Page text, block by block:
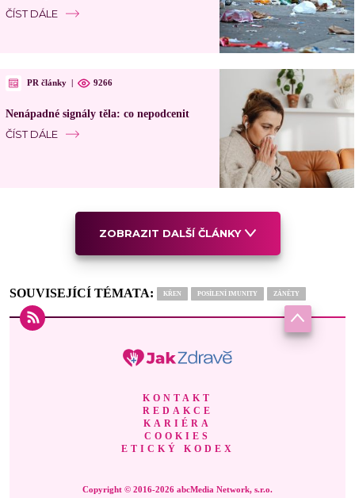
ČÍST DÁLE
PR články | 9266
Nenápadné signály těla: co nepodcenit
ČÍST DÁLE
ZOBRAZIT DALŠÍ ČLÁNKY
SOUVISEJÍCÍ TÉMATA: KŘEN POSÍLENÍ IMUNITY ZÁNĚTY
KONTAKT
REDAKCE
KARIÉRA
COOKIES
ETICKÝ KODEX
Copyright © 2016-2026 abcMedia Network, s.r.o.